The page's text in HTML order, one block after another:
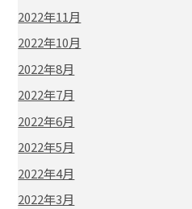
2022年11月
2022年10月
2022年8月
2022年7月
2022年6月
2022年5月
2022年4月
2022年3月